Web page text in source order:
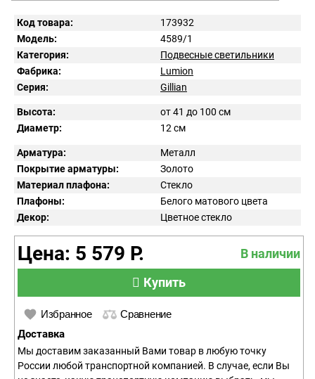
Код товара:
173932
Модель:
4589/1
Категория:
Подвесные светильники
Фабрика:
Lumion
Серия:
Gillian
Высота:
от 41 до 100 см
Диаметр:
12 см
Арматура:
Металл
Покрытие арматуры:
Золото
Материал плафона:
Стекло
Плафоны:
Белого матового цвета
Декор:
Цветное стекло
Цена: 5 579 Р.
В наличии
Купить
Избранное Сравнение
Доставка
Мы доставим заказанный Вами товар в любую точку
России любой транспортной компанией. В случае, если Вы